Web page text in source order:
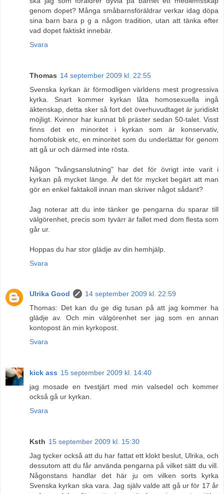
genom dopet? Många småbarnsföräldrar verkar idag döpa
sina barn bara p g a någon tradition, utan att tänka efter
vad dopet faktiskt innebär.
Svara
Thomas 14 september 2009 kl. 22:55
Svenska kyrkan är förmodligen världens mest progressiva
kyrka. Snart kommer kyrkan låta homosexuella ingå
äktenskap, detta sker så fort det överhuvudtaget är juridiskt
möjligt. Kvinnor har kunnat bli präster sedan 50-talet. Visst
finns det en minoritet i kyrkan som är konservativ,
homofobisk etc, en minoritet som du underlättar för genom
att gå ur och därmed inte rösta.
Någon "tvångsanslutning" har det för övrigt inte varit i
kyrkan på mycket länge. Är det för mycket begärt att man
gör en enkel faktakoll innan man skriver något sådant?
Jag noterar att du inte tänker ge pengarna du sparar till
välgörenhet, precis som tyvärr är fallet med dom flesta som
går ur.
Hoppas du har stor glädje av din hemhjälp.
Svara
Ulrika Good
14 september 2009 kl. 22:59
Thomas: Det kan du ge dig tusan på att jag kommer ha
glädje av. Och min välgörenhet ser jag som en annan
kontopost än min kyrkopost.
Svara
kick ass 15 september 2009 kl. 14:40
jag mosade en tvestjärt med min valsedel och kommer
också gå ur kyrkan.
Svara
Ksth 15 september 2009 kl. 15:30
Jag tycker också att du har fattat ett klokt beslut, Ulrika, och
dessutom att du får använda pengarna på vilket sätt du vill.
Någonstans handlar det här ju om vilken sorts kyrka
Svenska kyrkan ska vara. Jag själv valde att gå ur för 17 år